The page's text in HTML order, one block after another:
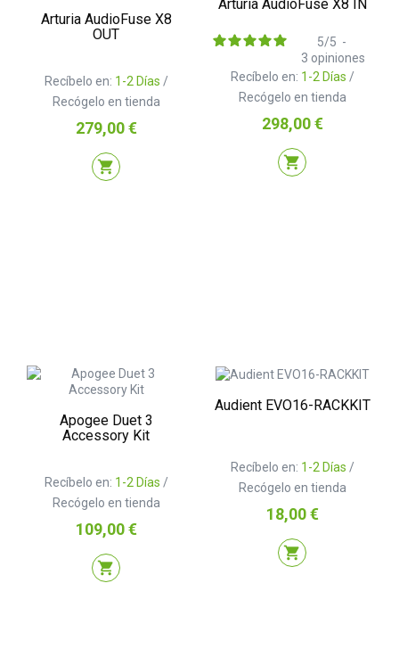
Arturia AudioFuse X8
OUT
Recíbelo en: 1-2 Días /
Recógelo en tienda
Precio
279,00 €
shopping_cart
Arturia AudioFuse X8 IN
Recíbelo en: 1-2 Días /
Recógelo en tienda
5/5 -
3 opiniones
Precio
298,00 €
shopping_cart
Apogee Duet 3
Accessory Kit
Recíbelo en: 1-2 Días /
Recógelo en tienda
Precio
109,00 €
shopping_cart
Audient EVO16-RACKKIT
Recíbelo en: 1-2 Días /
Recógelo en tienda
Precio
18,00 €
shopping_cart